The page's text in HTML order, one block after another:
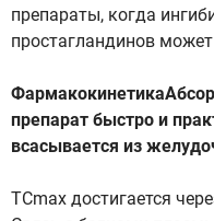
препараты, когда
простагландинов
препарат быстро и
всасывается из
ТCmax достигается